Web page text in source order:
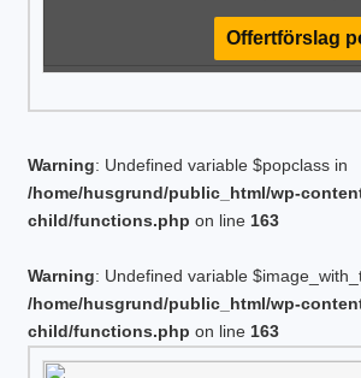
Offertförslag
Warning: Undefined variable $popclass in
/home/husgrund/public_html/wp-
child/functions.php on line 163
Warning: Undefined variable
/home/husgrund/public_html/wp-
child/functions.php on line 163